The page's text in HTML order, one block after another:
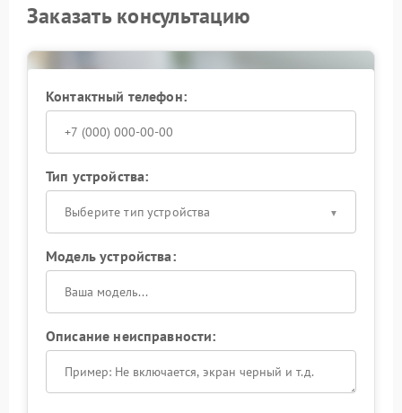
Заказать консультацию
Контактный телефон:
Тип устройства:
Выберите тип устройства
Модель устройства:
Описание неисправности: